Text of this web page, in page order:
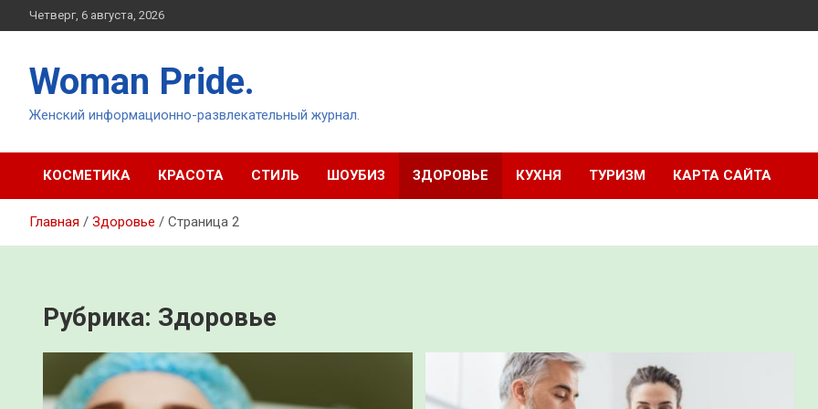
Перейти
к
Четверг, 6 августа, 2026
Woman Pride.
Женский информационно-развлекательный журнал.
КОСМЕТИКА КРАСОТА СТИЛЬ ШОУБИЗ ЗДОРОВЬЕ КУХНЯ ТУРИЗМ КАРТА САЙТА
Главная Здоровье Страница 2
Рубрика: Здоровье